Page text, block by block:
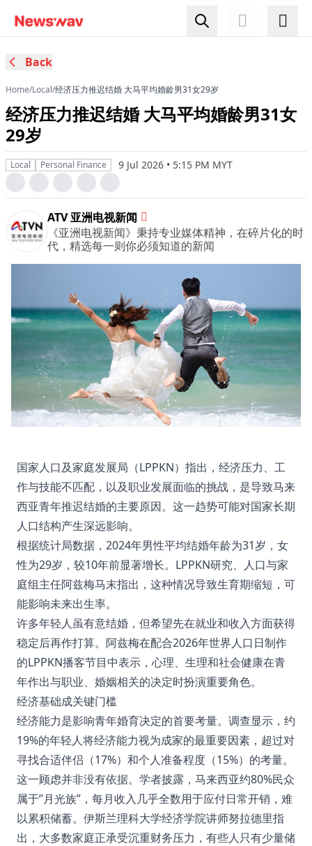
Back
Home/Local/ 经济压力推迟结婚 大马平均婚龄男31女29岁
经济压力推迟结婚 大马平均婚龄男31女
29岁
Local Personal Finance 9 Jul 2026 • 5:15 PM MYT
ATV 亚洲电视新闻
《亚洲电视新闻》秉持专业媒体精神，在碎片化的时
代，精选每一则你必须知道的新闻
国家人口及家庭发展局（LPPKN）指出，经济压力、工
作与技能不匹配，以及职业发展面临的挑战，是导致马来
西亚青年推迟结婚的主要原因。这一趋势可能对国家长期
人口结构产生深远影响。
根据统计局数据，2024年男性平均结婚年龄为31岁，女
性为29岁，较10年前显著增长。LPPKN研究、人口与家
庭组主任阿兹梅马末指出，这种情况导致生育期缩短，可
能影响未来出生率。
许多年轻人虽有意结婚，但希望先在就业和收入方面获得
稳定后再作打算。阿兹梅在配合2026年世界人口日制作
的LPPKN播客节目中表示，心理、生理和社会健康在青
年作出与职业、婚姻相关的决定时扮演重要角色。
经济基础成关键门槛
经济能力是影响青年婚育决定的首要考量。调查显示，约
19%的年轻人将经济能力视为成家的最重要因素，超过对
寻找合适伴侣（17%）和个人准备程度（15%）的考量。
这一顾虑并非没有依据。学者披露，马来西亚约80%民众
属于”月光族”，每月收入几乎全数用于应付日常开销，难
以累积储蓄。伊斯兰理科大学经济学院讲师努拉德里指
出，大多数家庭正承受沉重财务压力，有些人只有少量储